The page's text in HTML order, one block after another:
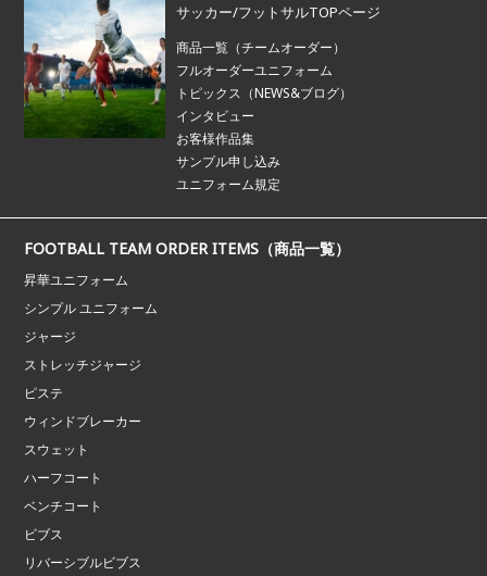
サッカー/フットサルTOPページ
商品一覧（チームオーダー）
フルオーダーユニフォーム
トピックス（NEWS&ブログ）
インタビュー
お客様作品集
サンプル申し込み
ユニフォーム規定
FOOTBALL TEAM ORDER ITEMS（商品一覧）
昇華ユニフォーム
シンプル ユニフォーム
ジャージ
ストレッチジャージ
ピステ
ウィンドブレーカー
スウェット
ハーフコート
ベンチコート
ビブス
リバーシブルビブス